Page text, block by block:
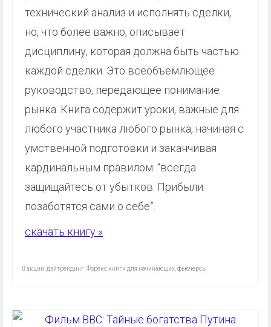
технический анализ и исполнять сделки,
но, что более важно, описывает
дисциплину, которая должна быть частью
каждой сделки. Это всеобъемлющее
руководство, передающее понимание
рынка. Книга содержит уроки, важные для
любого участника любого рынка, начиная с
умственной подготовки и заканчивая
кардинальным правилом: “всегда
защищайтесь от убытков. Прибыли
позаботятся сами о себе”.
скачать книгу »
акции дэйтрейдинг Форекс книги для начинающих фьючерсы